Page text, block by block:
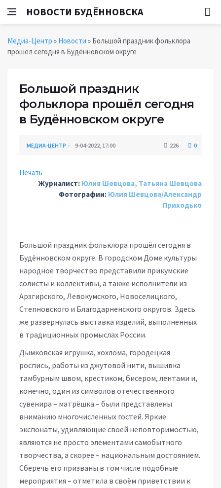
НОВОСТИ БУДЁННОВСКА
Медиа-Центр » Новости » Большой праздник фольклора
прошёл сегодня в Будённовском округе
Большой праздник
фольклора прошёл сегодня
в Будённовском округе
МЕДИА-ЦЕНТР 9-04-2022, 17:00 226 0
Печать
Журналист: Юлия Шевцова, Татьяна Шевцова
Фотографии: Юлия Шевцова/Александр
Приходько
Большой праздник фольклора прошёл сегодня в
Будённовском округе. В городском Доме культуры
народное творчество представили прикумские
солисты и коллективы, а также исполнители из
Арзгирского, Левокумского, Новоселицкого,
Степновского и Благодарненского округов. Здесь
же развернулась выставка изделий, выполненных
в традиционных промыслах России.
Дымковская игрушка, хохлома, городецкая
роспись, работы из джутовой нити, вышивка
тамбурным швом, крестиком, бисером, лентами и,
конечно, один из символов отечественного
сувенира – матрёшка – были представлены
вниманию многочисленных гостей. Яркие
экспонаты, удивляющие своей неповторимостью,
являются не просто элементами самобытного
творчества, а скорее – национальным достоянием.
Сберечь его призваны в том числе подобные
мероприятия – отметила в своём приветствии к